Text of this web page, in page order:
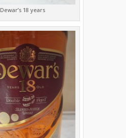
Dewar’s 18 years